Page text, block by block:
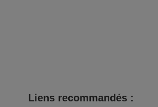
Liens recommandés :